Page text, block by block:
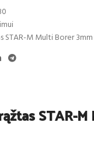
STAR-M Multi Borer 3mm
STAR-